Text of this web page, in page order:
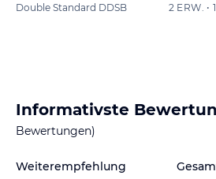
Double Standard DDSB
2 ERW. •
Informativste
Bewertungen)
Weiterempfehlung